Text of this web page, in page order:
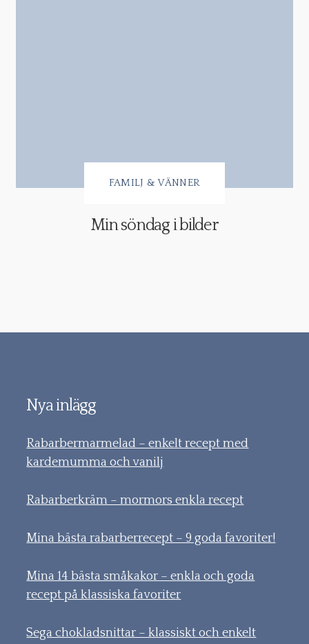
FAMILJ & VÄNNER
Min söndag i bilder
Nya inlägg
Rabarbermarmelad – enkelt recept med
kardemumma och vanilj
Rabarberkräm – mormors enkla recept
Mina bästa rabarberrecept – 9 goda favoriter!
Mina 14 bästa småkakor – enkla och goda
recept på klassiska favoriter
Sega chokladsnittar – klassiskt och enkelt